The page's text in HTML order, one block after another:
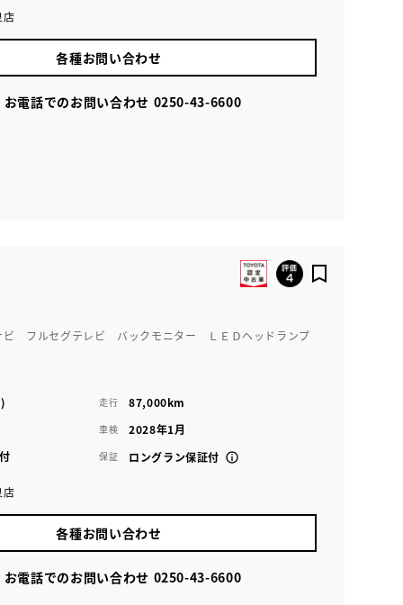
各種お問い合わせ
お電話でのお問い合わせ 0250-43-6600
フルセグテレビ バックモニター ＬＥＤヘッドランプ
走行 87,000km
車検
2028年1月
保証 ロングラン保証付
各種お問い合わせ
お電話でのお問い合わせ 0250-43-6600